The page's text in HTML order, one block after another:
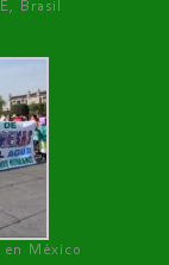
Brasil
en México